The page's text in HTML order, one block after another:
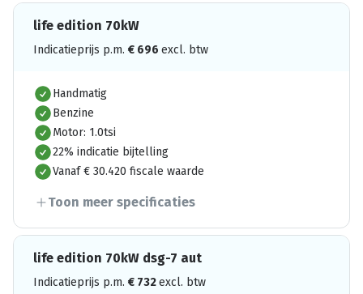
life edition 70kW
Indicatieprijs p.m. € 696 excl. btw
Handmatig
Benzine
Motor: 1.0tsi
22% indicatie bijtelling
Vanaf € 30.420 fiscale waarde
Toon meer specificaties
life edition 70kW dsg-7 aut
Indicatieprijs p.m. € 732excl. btw